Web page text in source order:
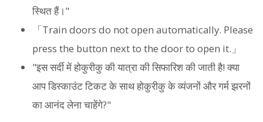
स्थित हैं।"
「Train doors do not open automatically. Please
press the button next to the door to open it.」
"इस सर्दी में होकुरीकु की यात्रा की सिफारिश की जाती है! क्या
आप डिस्काउंट टिकट के साथ होकुरीकु के व्यंजनों और गर्म झरनों
का आनंद लेना चाहेंगे?"